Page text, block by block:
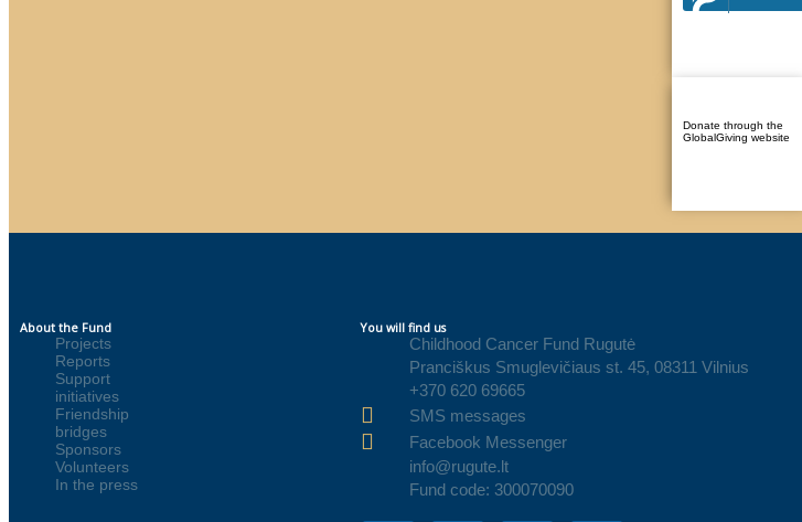
Donate through the
GlobalGiving website
About the Fund
Projects
Reports
Support
initiatives
Friendship
bridges
Sponsors
Volunteers
In the press
You will find us
Childhood Cancer Fund Rugutė
Pranciškus Smuglevičiaus st. 45, 08311 Vilnius
+370 620 69665
SMS messages
Facebook Messenger
info@rugute.lt
Fund code: 300070090